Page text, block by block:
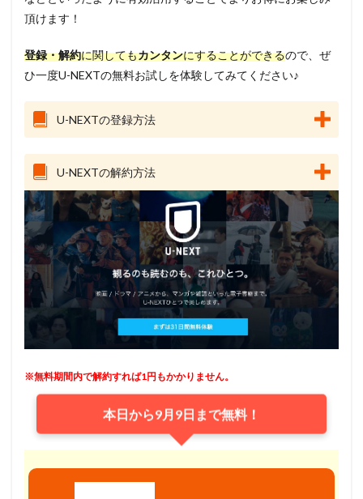
頂けます！
登録・解約に関してもカンタンにすることができるので、ぜ
ひ一度U-NEXTの無料お試しを体験してみてください♪
U-NEXTの登録方法
U-NEXTの解約方法
※無料期間内で解約すれば1円もかかりません。
本日から9月9日まで無料！